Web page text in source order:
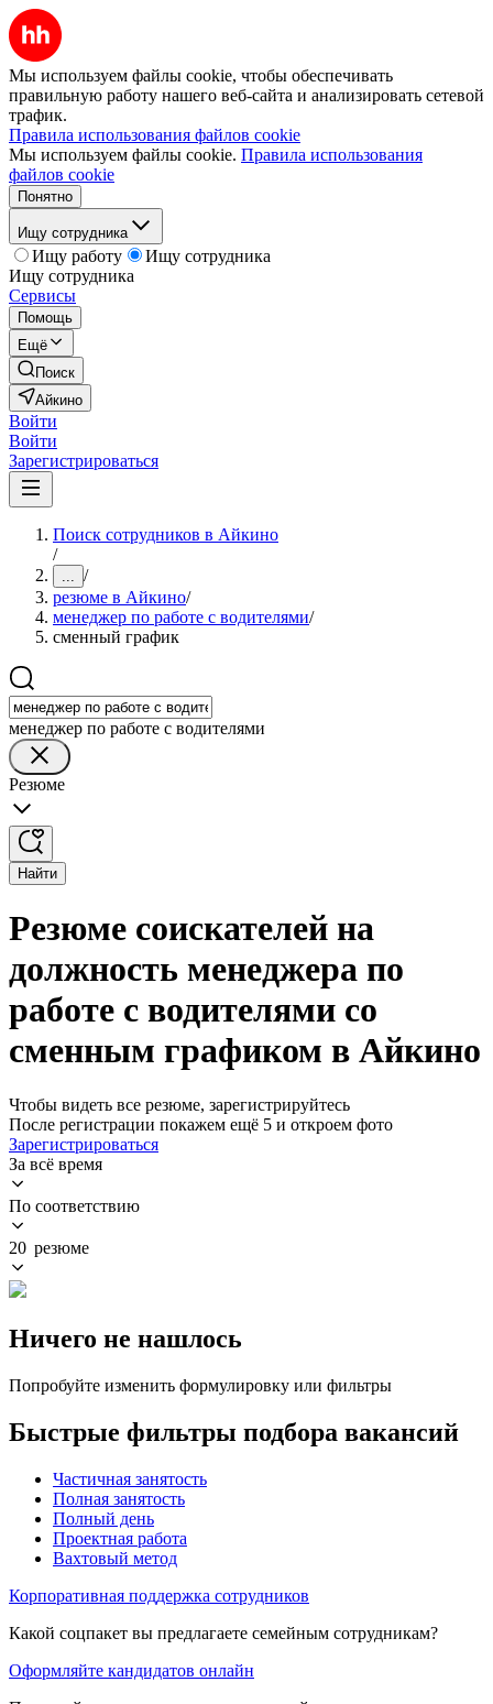
Мы используем файлы cookie, чтобы обеспечивать
правильную работу нашего веб-сайта и анализировать сетевой
трафик.
Правила использования файлов cookie
Мы используем файлы cookie. Правила использования
файлов cookie
Понятно
Ищу сотрудника
Ищу работу
Ищу сотрудника
Ищу сотрудника
Сервисы
Помощь
Ещё
Поиск
Айкино
Войти
Войти
Зарегистрироваться
Поиск сотрудников в Айкино
/
... /
резюме в Айкино/
менеджер по работе с водителями/
сменный график
менеджер по работе с водителями
Резюме
Найти
Резюме соискателей на
должность менеджера по
работе с водителями со
сменным графиком в Айкино
Чтобы видеть все резюме, зарегистрируйтесь
После регистрации покажем ещё 5 и откроем фото
Зарегистрироваться
За всё время
По соответствию
20 резюме
Ничего не нашлось
Попробуйте изменить формулировку или фильтры
Быстрые фильтры подбора вакансий
Частичная занятость
Полная занятость
Полный день
Проектная работа
Вахтовый метод
Корпоративная поддержка сотрудников
Какой соцпакет вы предлагаете семейным сотрудникам?
Оформляйте кандидатов онлайн